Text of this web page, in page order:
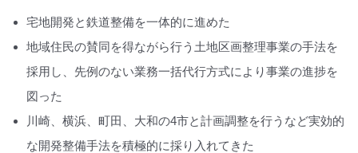
宅地開発と鉄道整備を一体的に進めた
地域住民の賛同を得ながら行う土地区画整理事業の手法を
採用し、先例のない業務一括代行方式により事業の進捗を
図った
川崎、横浜、町田、大和の4市と計画調整を行うなど実効的
な開発整備手法を積極的に採り入れてきた